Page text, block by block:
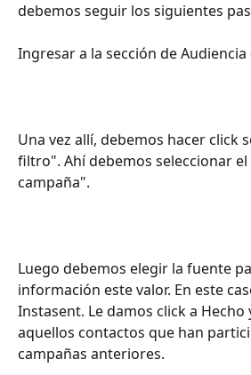
debemos seguir los siguientes
Ingresar a la sección de Audiencia
Una vez allí, debemos hacer click
filtro". Ahí debemos seleccionar
campaña".
Luego debemos elegir la fuente
información este valor. En este
Instasent. Le damos click a
aquellos contactos que han
campañas anteriores.